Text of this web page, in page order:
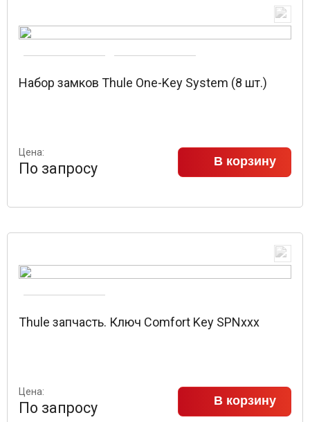
Набор замков Thule One-Key System (8 шт.)
Цена:
По запросу В корзину
Thule запчасть. Ключ Comfort Key SPNxxx
Цена:
По запросу В корзину